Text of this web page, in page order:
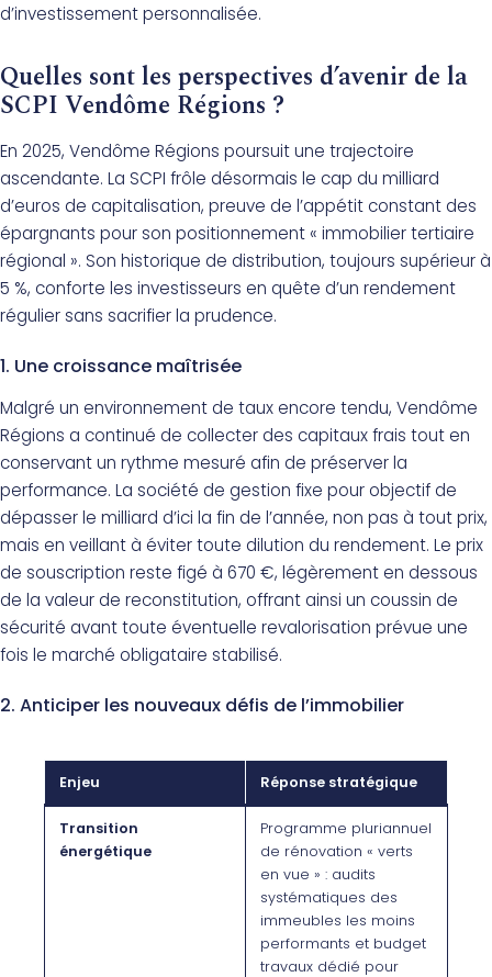
d’investissement personnalisée.
Quelles sont les perspectives d’avenir de la
SCPI Vendôme Régions ?
En 2025, Vendôme Régions poursuit une trajectoire
ascendante. La SCPI frôle désormais le cap du milliard
d’euros de capitalisation, preuve de l’appétit constant des
épargnants pour son positionnement « immobilier tertiaire
régional ». Son historique de distribution, toujours supérieur à
5 %, conforte les investisseurs en quête d’un rendement
régulier sans sacrifier la prudence.
1. Une croissance maîtrisée
Malgré un environnement de taux encore tendu, Vendôme
Régions a continué de collecter des capitaux frais tout en
conservant un rythme mesuré afin de préserver la
performance. La société de gestion fixe pour objectif de
dépasser le milliard d’ici la fin de l’année, non pas à tout prix,
mais en veillant à éviter toute dilution du rendement. Le prix
de souscription reste figé à 670 €, légèrement en dessous
de la valeur de reconstitution, offrant ainsi un coussin de
sécurité avant toute éventuelle revalorisation prévue une
fois le marché obligataire stabilisé.
2. Anticiper les nouveaux défis de l’immobilier
Enjeu Réponse stratégique
Transition
énergétique
Programme pluriannuel
de rénovation « verts
en vue » : audits
systématiques des
immeubles les moins
performants et budget
travaux dédié pour